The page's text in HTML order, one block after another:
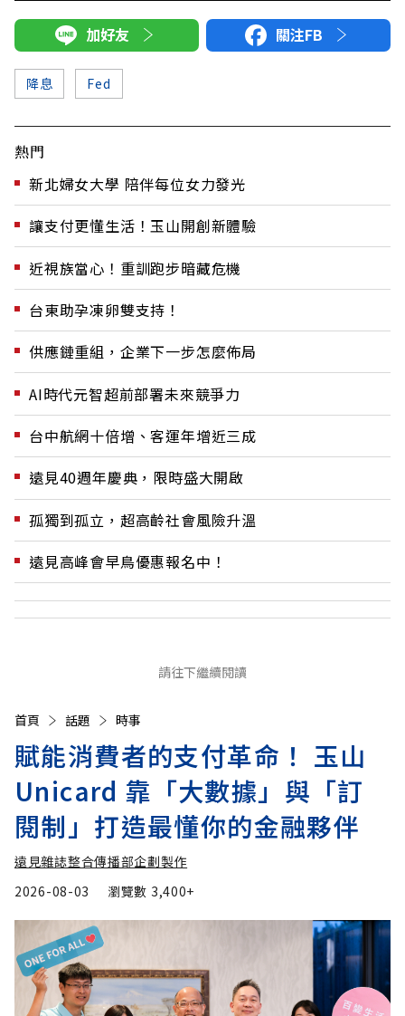
加好友 關注FB
降息 Fed
熱門
新北婦女大學 陪伴每位女力發光
讓支付更懂生活！玉山開創新體驗
近視族當心！重訓跑步暗藏危機
台東助孕凍卵雙支持！
供應鏈重組，企業下一步怎麼佈局
AI時代元智超前部署未來競爭力
台中航網十倍增、客運年增近三成
遠見40週年慶典，限時盛大開啟
孤獨到孤立，超高齡社會風險升溫
遠見高峰會早鳥優惠報名中！
請往下繼續閱讀
首頁 話題 時事
賦能消費者的支付革命！ 玉山
Unicard 靠「大數據」與「訂
閱制」打造最懂你的金融夥伴
遠見雜誌整合傳播部企劃製作
2026-08-03
瀏覽數 3,400+